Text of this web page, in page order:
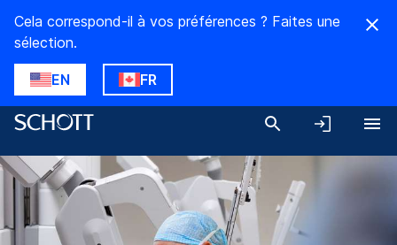
Cela correspond-il à vos préférences ? Faites une
sélection.
EN FR